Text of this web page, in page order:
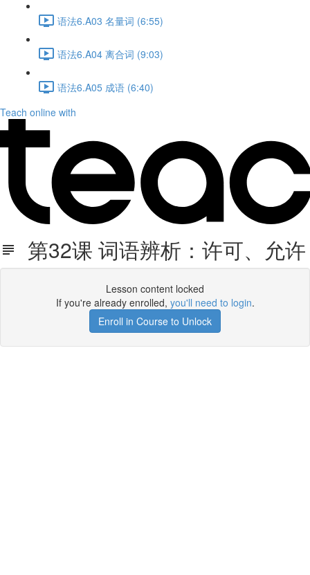
语法6.A03 名量词 (6:55)
语法6.A04 离合词 (9:03)
语法6.A05 成语 (6:40)
Teach online with
第32课 词语辨析：许可、允许
Lesson content locked
If you're already enrolled, you'll need to login.
Enroll in Course to Unlock